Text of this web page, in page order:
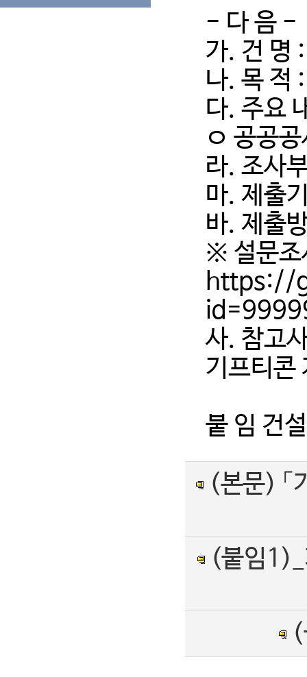
•경기도회
- 다 음 -
가. 건 명
나. 목 적
다. 주요
ㅇ 공공
라. 조사
마. 제출
바. 제출
※ 설문조
https://
사. 참고
기프티콘
붙 임 건
(본문) 「
(붙임